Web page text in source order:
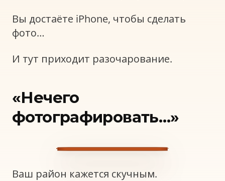
Вы достаёте iPhone, чтобы сделать
фото…
И тут приходит разочарование.
«Нечего
фотографировать…»
Ваш район кажется скучным.